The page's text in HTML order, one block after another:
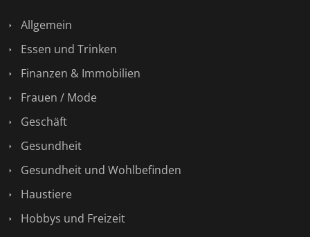
Allgemein
Essen und Trinken
Finanzen & Immobilien
Frauen / Mode
Geschäft
Gesundheit
Gesundheit und Wohlbefinden
Haustiere
Hobbys und Freizeit